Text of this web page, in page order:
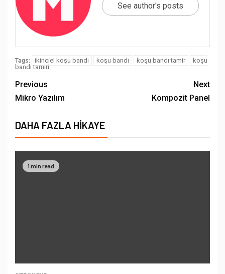
See author's posts
Tags: ikinciel koşu bandı koşu bandı koşu bandı tamir
koşu
bandı tamiri
Previous
Mikro Yazılım
Next
Kompozit Panel
DAHA FAZLA HIKAYE
1 min read